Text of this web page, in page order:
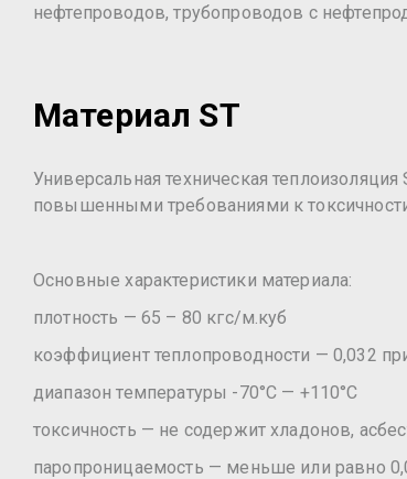
нефтепроводов, трубопроводов с
Материал ST
Универсальная техническая
повышенными требованиями к
Основные характеристики материала:
плотность — 65 – 80 кгс/м.куб
коэффициент теплопроводности — 0,032
диапазон температуры -70°С — +110°С
токсичность — не содержит хладонов,
паропроницаемость — меньше или равно